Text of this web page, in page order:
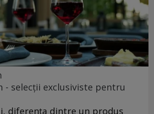
- selecții exclusiviste pentru
diferența dintre un produs